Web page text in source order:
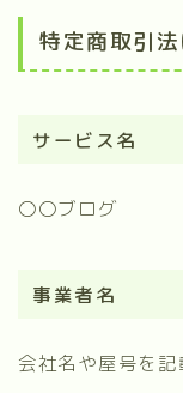
特定商取引
サービス名
〇〇ブログ
事業者名
会社名や屋号を記